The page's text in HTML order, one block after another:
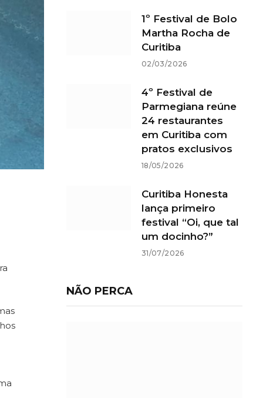
1º Festival de Bolo
Martha Rocha de
Curitiba
02/03/2026
4º Festival de
Parmegiana reúne
24 restaurantes
em Curitiba com
pratos exclusivos
18/05/2026
Curitiba Honesta
lança primeiro
festival “Oi, que tal
um docinho?”
31/07/2026
NÃO PERCA